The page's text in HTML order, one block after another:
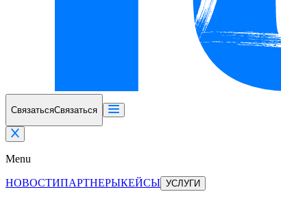
СвязатьсяСвязаться
Menu
НОВОСТИПАРТНЕРЫКЕЙСЫ УСЛУГИ